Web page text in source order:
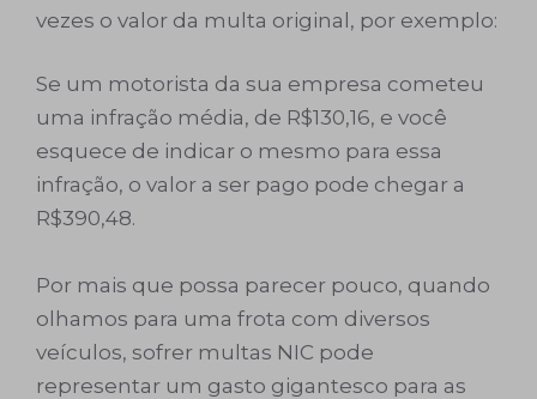
vezes o valor da multa original, por exemplo:
Se um motorista da sua empresa cometeu
uma infração média, de R$130,16, e você
esquece de indicar o mesmo para essa
infração, o valor a ser pago pode chegar a
R$390,48.
Por mais que possa parecer pouco, quando
olhamos para uma frota com diversos
veículos, sofrer multas NIC pode
representar um gasto gigantesco para as